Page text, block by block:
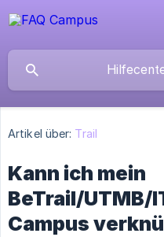
Artikel über: Trail
Kann ich mein
BeTrail/UTMB/
Campus